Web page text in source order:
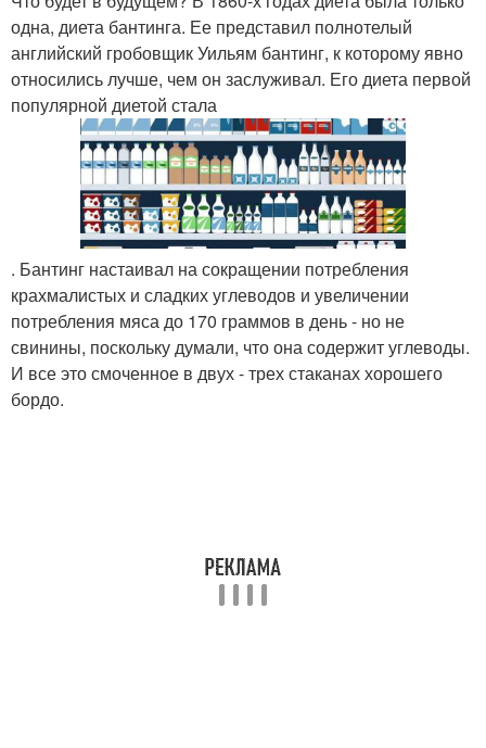
одна, диета бантинга. Ее представил полнотелый
английский гробовщик Уильям бантинг, к которому явно
относились лучше, чем он заслуживал. Его диета первой
популярной диетой стала
. Бантинг настаивал на сокращении потребления
крахмалистых и сладких углеводов и увеличении
потребления мяса до 170 граммов в день - но не
свинины, поскольку думали, что она содержит углеводы.
И все это смоченное в двух - трех стаканах хорошего
бордо.